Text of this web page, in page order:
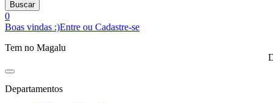
Buscar
0
Boas vindas :)Entre ou Cadastre-se
Tem no Magalu
Departamentos